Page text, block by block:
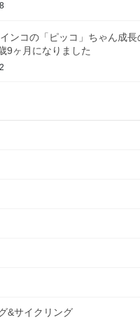
ンコの「ピッコ」ちゃん成長
9ヶ月になりました
&サイクリング